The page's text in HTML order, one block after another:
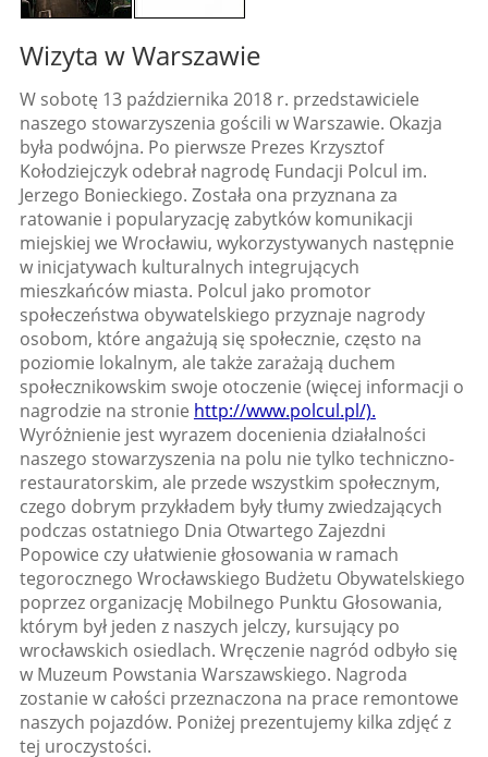
Wizyta w Warszawie
W sobotę 13 października 2018 r. przedstawiciele
naszego stowarzyszenia gościli w Warszawie. Okazja
była podwójna. Po pierwsze Prezes Krzysztof
Kołodziejczyk odebrał nagrodę Fundacji Polcul im.
Jerzego Bonieckiego. Została ona przyznana za
ratowanie i popularyzację zabytków komunikacji
miejskiej we Wrocławiu, wykorzystywanych następnie
w inicjatywach kulturalnych integrujących
mieszkańców miasta. Polcul jako promotor
społeczeństwa obywatelskiego przyznaje nagrody
osobom, które angażują się społecznie, często na
poziomie lokalnym, ale także zarażają duchem
społecznikowskim swoje otoczenie (więcej informacji o
nagrodzie na stronie http://www.polcul.pl/).
Wyróżnienie jest wyrazem docenienia działalności
naszego stowarzyszenia na polu nie tylko techniczno-
restauratorskim, ale przede wszystkim społecznym,
czego dobrym przykładem były tłumy zwiedzających
podczas ostatniego Dnia Otwartego Zajezdni
Popowice czy ułatwienie głosowania w ramach
tegorocznego Wrocławskiego Budżetu Obywatelskiego
poprzez organizację Mobilnego Punktu Głosowania,
którym był jeden z naszych jelczy, kursujący po
wrocławskich osiedlach. Wręczenie nagród odbyło się
w Muzeum Powstania Warszawskiego. Nagroda
zostanie w całości przeznaczona na prace remontowe
naszych pojazdów. Poniżej prezentujemy kilka zdjęć z
tej uroczystości.